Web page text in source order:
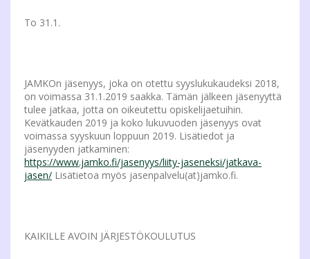
To 31.1.
JAMKOn jäsenyys, joka on otettu syyslukukaudeksi 2018,
on voimassa 31.1.2019 saakka. Tämän jälkeen jäsenyyttä
tulee jatkaa, jotta on oikeutettu opiskelijaetuihin.
Kevätkauden 2019 ja koko lukuvuoden jäsenyys ovat
voimassa syyskuun loppuun 2019. Lisätiedot ja
jäsenyyden jatkaminen:
https://www.jamko.fi/jasenyys/liity-jaseneksi/jatkava-
jasen/ Lisätietoa myös jasenpalvelu(at)jamko.fi.
KAIKILLE AVOIN JÄRJESTÖKOULUTUS